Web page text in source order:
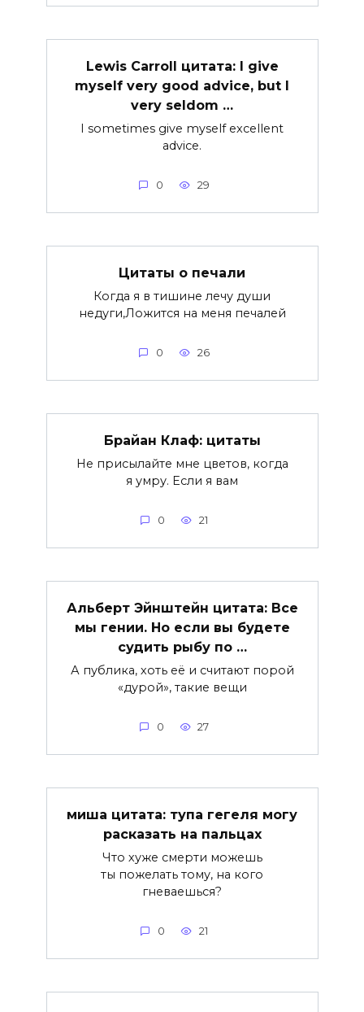
Lewis Carroll цитата: I give
myself very good advice, but I
very seldom …
I sometimes give myself excellent
advice.
0 29
Цитаты о печали
Когда я в тишине лечу души
недуги,Ложится на меня печалей
0 26
Брайан Клаф: цитаты
Не присылайте мне цветов, когда
я умру. Если я вам
0 21
Альберт Эйнштейн цитата: Все
мы гении. Но если вы будете
судить рыбу по …
А публика, хоть её и считают порой
«дурой», такие вещи
0 27
миша цитата: тупа гегеля могу
расказать на пальцах
Что хуже смерти можешь
ты пожелать тому, на кого
гневаешься?
0 21